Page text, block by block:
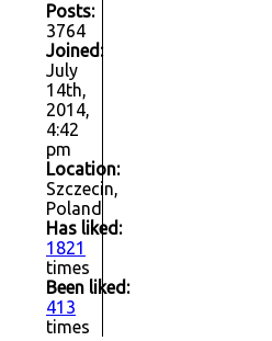
Posts:
3764
Joined:
July
14th,
2014,
4:42
pm
Location:
Szczecin,
Poland
Has liked:
1821
times
Been liked:
413
times